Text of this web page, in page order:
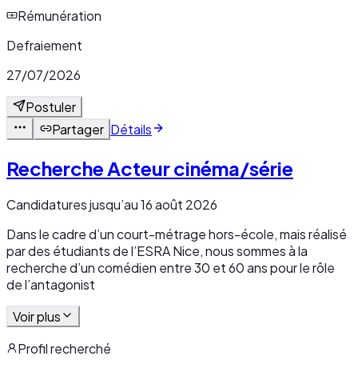
Rémunération
Defraiement
27/07/2026
Postuler
Partager Détails
Recherche Acteur cinéma/série
Candidatures jusqu’au 16 août 2026
Dans le cadre d’un court-métrage hors-école, mais réalisé
par des étudiants de l’ESRA Nice, nous sommes à la
recherche d’un comédien entre 30 et 60 ans pour le rôle
de l’antagonist
Voir plus
Profil recherché